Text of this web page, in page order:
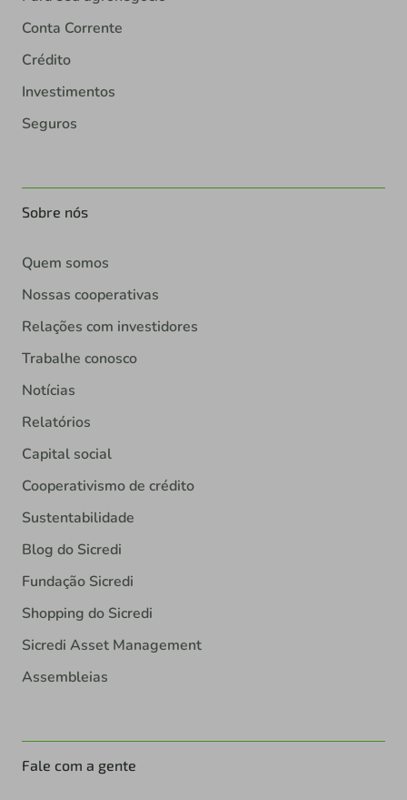
Conta Corrente
Crédito
Investimentos
Seguros
Sobre nós
Quem somos
Nossas cooperativas
Relações com investidores
Trabalhe conosco
Notícias
Relatórios
Capital social
Cooperativismo de crédito
Sustentabilidade
Blog do Sicredi
Fundação Sicredi
Shopping do Sicredi
Sicredi Asset Management
Assembleias
Fale com a gente